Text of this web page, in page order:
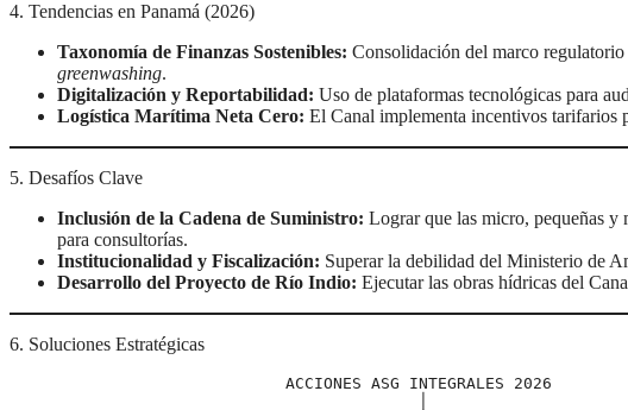
4. Tendencias en Panamá (2026)
Taxonomía de Finanzas Sostenibles: Consolidación del marco regulatorio
greenwashing.
Digitalización y Reportabilidad: Uso de plataformas tecnológicas para
Logística Marítima Neta Cero: El Canal implementa incentivos tarifarios
5. Desafíos Clave
Inclusión de la Cadena de Suministro: Lograr que las micro, pequeñas y
para consultorías.
Institucionalidad y Fiscalización: Superar la debilidad del Ministerio de
Desarrollo del Proyecto de Río Indio: Ejecutar las obras hídricas del
6. Soluciones Estratégicas